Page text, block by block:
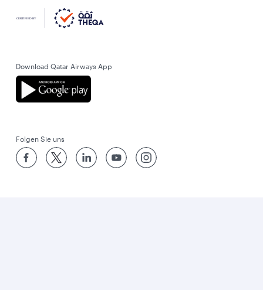
Download Qatar Airways App
Folgen Sie uns